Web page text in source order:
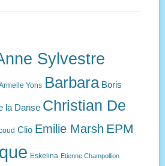
Sylvestre
Yons Barbara Boris
la Danse Christian De
Clio Emilie Marsh EPM
Eskelina Etienne Champollion